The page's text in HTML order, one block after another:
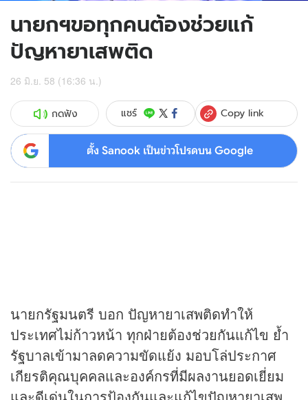
นายกฯขอทุกคนต้องช่วยแก้
ปัญหายาเสพติด
26 มิ.ย. 58 (16:36 น.)
กดฟัง แชร์ Copy link
ตั้ง Sanook เป็นข่าวโปรดบน Google
นายกรัฐมนตรี บอก ปัญหายาเสพติดทำให้
ประเทศไม่ก้าวหน้า ทุกฝ่ายต้องช่วยกันแก้ไข ย้ำ
รัฐบาลเข้ามาลดความขัดแย้ง มอบโล่ประกาศ
เกียรติคุณบุคคลและองค์กรที่มีผลงานยอดเยี่ยม